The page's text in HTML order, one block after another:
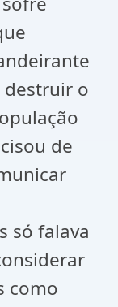
o
de
só falava
como